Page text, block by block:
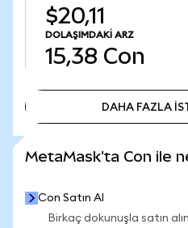
$20,11
DOLAŞIMDAKI ARZ
15,38 Con
DAHA FAZLA
MetaMask'ta Con ile
Con Satın Al
Birkaç dokunuşla satın